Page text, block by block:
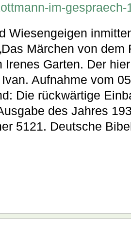
im-
Wiesengeigen
Märchen von
Irenes Garten. Der
Aufnahme vom
Die rückwärtige
des Jahres
5121. Deutsche